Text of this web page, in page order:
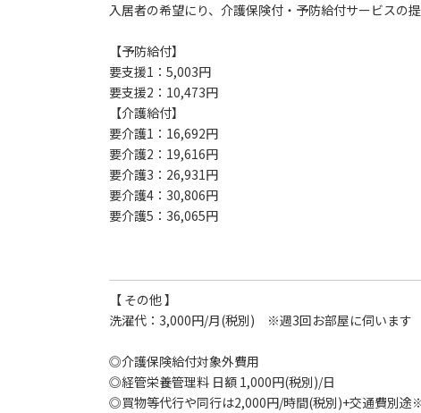
入居者の希望にり、介護保険付・予防給付サービスの
【予防給付】
要支援1：5,003円
要支援2：10,473円
【介護給付】
要介護1：16,692円
要介護2：19,616円
要介護3：26,931円
要介護4：30,806円
要介護5：36,065円
【 その他 】
洗濯代：3,000円/月(税別) ※週3回お部屋に伺います
◎介護保険給付対象外費用
◎経管栄養管理料 日額 1,000円(税別)/日
◎買物等代行や同行は2,000円/時間(税別)+交通費別途